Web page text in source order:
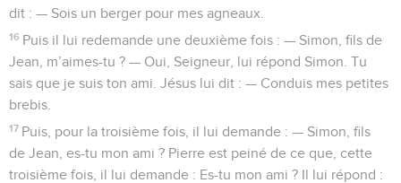
dit : — Sois un berger pour mes agneaux.
16 Puis il lui redemande une deuxième fois : — Simon, fils de
Jean, m’aimes-tu ? — Oui, Seigneur, lui répond Simon. Tu
sais que je suis ton ami. Jésus lui dit : — Conduis mes petites
brebis.
17 Puis, pour la troisième fois, il lui demande : — Simon, fils
de Jean, es-tu mon ami ? Pierre est peiné de ce que, cette
troisième fois, il lui demande : Es-tu mon ami ? Il lui répond :